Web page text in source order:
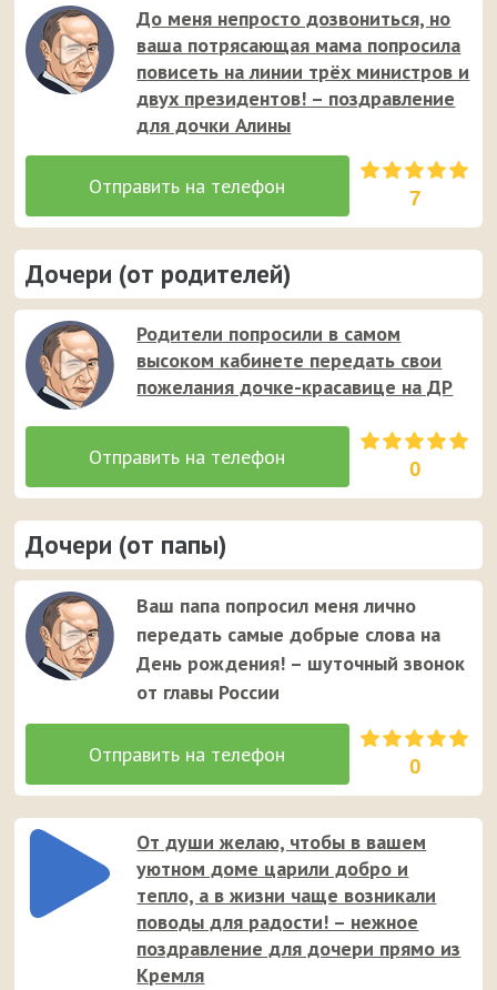
До меня непросто дозвониться, но
ваша потрясающая мама попросила
повисеть на линии трёх министров и
двух президентов! – поздравление
для дочки Алины
7
Дочери (от родителей)
Родители попросили в самом
высоком кабинете передать свои
пожелания дочке-красавице на ДР
0
Дочери (от папы)
Ваш папа попросил меня лично
передать самые добрые слова на
День рождения! – шуточный звонок
от главы России
0
От души желаю, чтобы в вашем
уютном доме царили добро и
тепло, а в жизни чаще возникали
поводы для радости! – нежное
поздравление для дочери прямо из
Кремля